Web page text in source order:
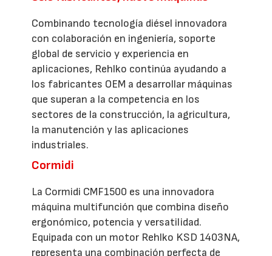
Combinando tecnología diésel innovadora
con colaboración en ingeniería, soporte
global de servicio y experiencia en
aplicaciones, Rehlko continúa ayudando a
los fabricantes OEM a desarrollar máquinas
que superan a la competencia en los
sectores de la construcción, la agricultura,
la manutención y las aplicaciones
industriales.
Cormidi
La Cormidi CMF1500 es una innovadora
máquina multifunción que combina diseño
ergonómico, potencia y versatilidad.
Equipada con un motor Rehlko KSD 1403NA,
representa una combinación perfecta de